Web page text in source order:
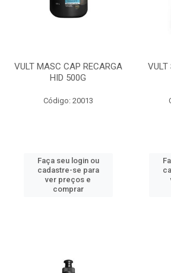
VULT MASC CAP RECARGA
HID 500G
Código: 20013
Faça seu login ou
cadastre-se para
ver preços e
comprar
VULT